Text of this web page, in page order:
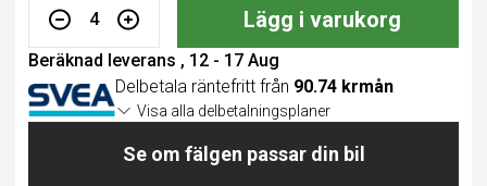
4 Lägg i varukorg
Beräknad leverans , 12 - 17 Aug
Delbetala räntefritt från 90.74 krmån
Visa alla delbetalningsplaner
Se om fälgen passar din bil